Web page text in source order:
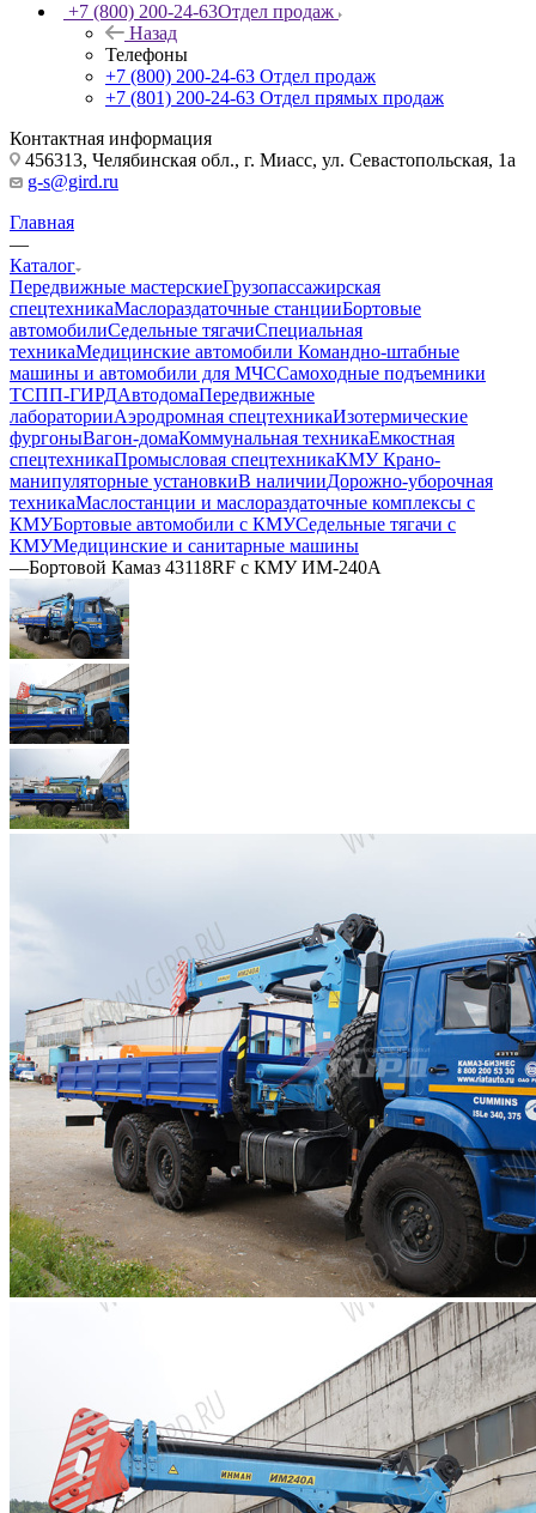
+7 (800) 200-24-63Отдел продаж
Назад
Телефоны
+7 (800) 200-24-63 Отдел продаж
+7 (801) 200-24-63 Отдел прямых продаж
Контактная информация
456313, Челябинская обл., г. Миасс, ул. Севастопольская, 1а
g-s@gird.ru
Главная
—
Каталог
Передвижные мастерскиеГрузопассажирская
спецтехникаМаслораздаточные станцииБортовые
автомобилиСедельные тягачиСпециальная
техникаМедицинские автомобили Командно-штабные
машины и автомобили для МЧССамоходные подъемники
ТСПП-ГИРДАвтодомаПередвижные
лабораторииАэродромная спецтехникаИзотермические
фургоныВагон-домаКоммунальная техникаЕмкостная
спецтехникаПромысловая спецтехникаКМУ Крано-
манипуляторные установкиВ наличииДорожно-уборочная
техникаМаслостанции и маслораздаточные комплексы с
КМУБортовые автомобили с КМУСедельные тягачи с
КМУМедицинские и санитарные машины
—Бортовой Камаз 43118RF c КМУ ИМ-240А